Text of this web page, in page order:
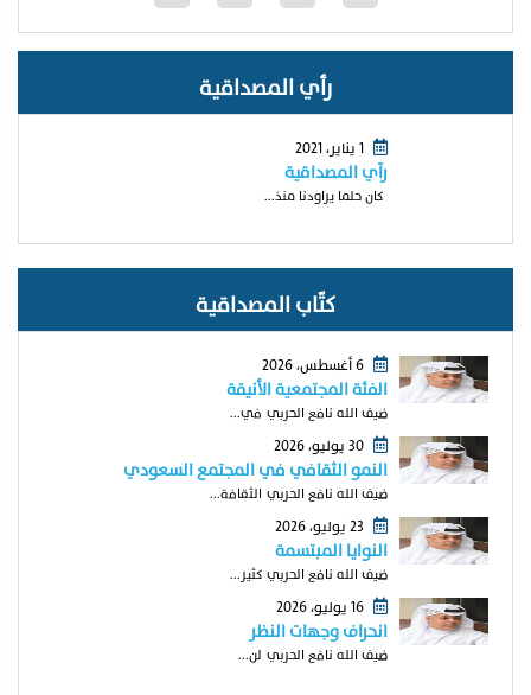
رأي المصداقية
1 يناير، 2021
رآي المصداقية
كان حلما يراودنا منذ...
كتّاب المصداقية
6 أغسطس، 2026
الفئة المجتمعية الأنيقة
ضيف الله نافع الحربي في...
30 يوليو، 2026
النمو الثقافي في المجتمع السعودي
ضيف الله نافع الحربي الثقافة...
النوايا المبتسمة
ضيف الله نافع الحربي كثير...
16 يوليو، 2026
انحراف وجهات النظر
ضيف الله نافع الحربي لن...